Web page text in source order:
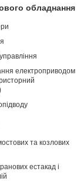
обладнання
електроприводом
та козлових
естакад і